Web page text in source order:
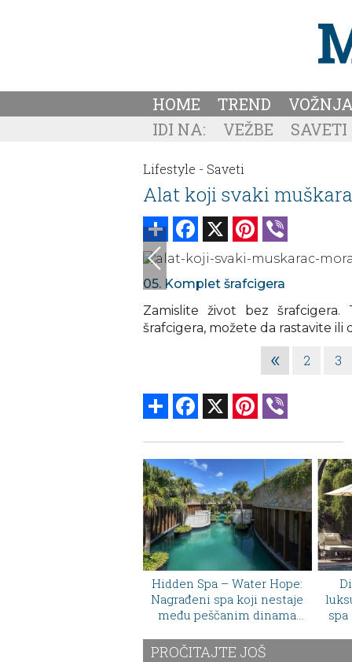
HOME TREND
IDI NA:
VEŽBE SAVETI
Lifestyle - Saveti
Alat koji svaki
Share Facebook Pinterest
05. Komplet šrafcigera
Zamislite život bez
šrafcigera, možete da rastavite ili
« 2 3
Share Facebook Pinterest
Hidden Spa – Water Hope:
Nagrađeni spa koji nestaje
Dior otvara novu oazu
luksuza na Siciliji: skriveni
spa gde se lepota susreće
PROČITAJTE JOŠ